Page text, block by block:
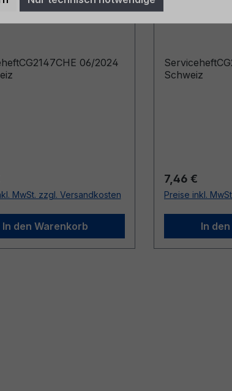
- Schweiz
06/2024
Preis:
MwSt. zzgl. Versandkosten
In den Warenkorb
Schweiz
Regulärer
7,46 €
Preise inkl.
In